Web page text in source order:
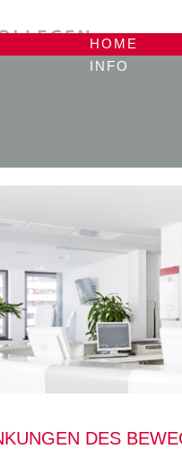
HOME
INFO
DES